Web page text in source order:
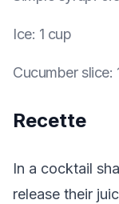
Ice: 1 cup
Cucumber slice:
Recette
In a cocktail
release their